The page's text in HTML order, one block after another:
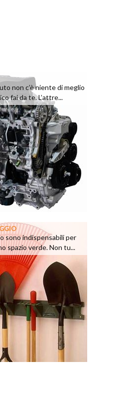
non c’è niente di meglio
fai da te. L’attre...
sono indispensabili per
spazio verde. Non tu...